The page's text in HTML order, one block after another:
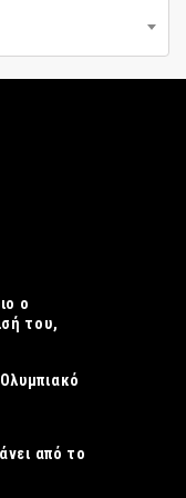
ο
του,
από το